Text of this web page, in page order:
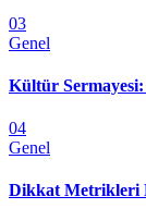
03
Genel
Kültür Sermayesi:
04
Genel
Dikkat Metrikleri